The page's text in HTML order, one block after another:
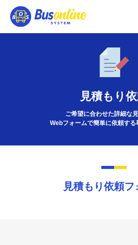
見積もり
ご希望に合わせた詳細な
Webフォームで簡単に依頼する
見積もり依頼フ